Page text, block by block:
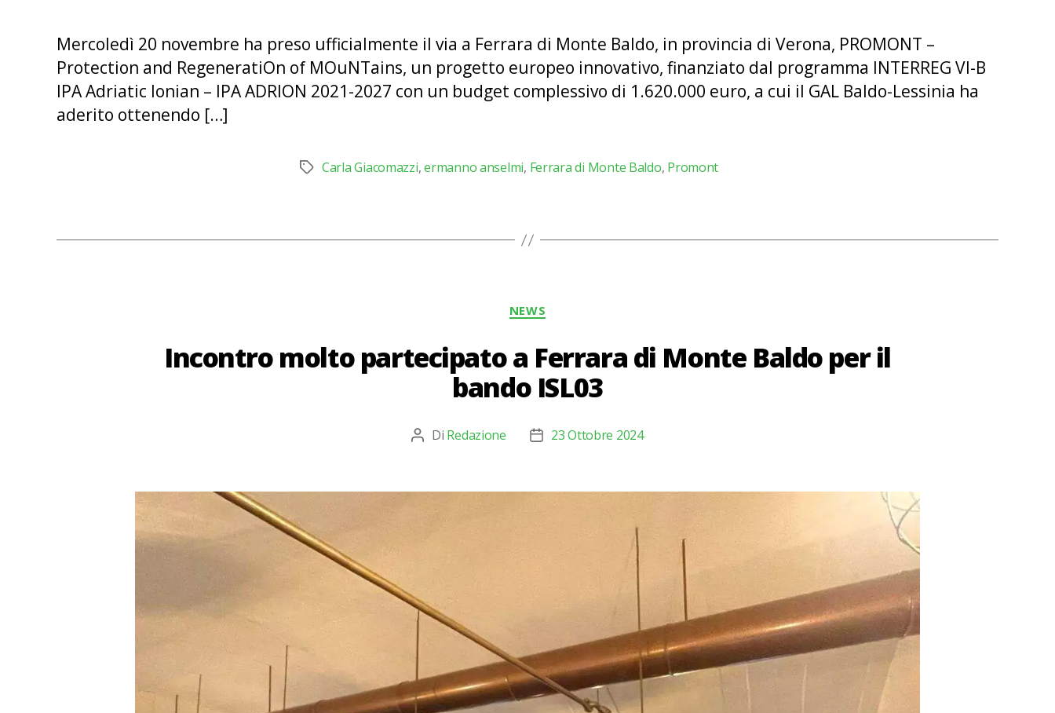
Mercoledì 20 novembre ha preso ufficialmente il via a Ferrara di Monte Baldo, in provincia di Verona, PROMONT –
Protection and RegeneratiOn of MOuNTains, un progetto europeo innovativo, finanziato dal programma INTERREG VI-B
IPA Adriatic Ionian – IPA ADRION 2021-2027 con un budget complessivo di 1.620.000 euro, a cui il GAL Baldo-Lessinia ha
aderito ottenendo […]
TagCarla Giacomazzi,ermanno anselmi, Ferrara di Monte Baldo, Promont
Categorie
NEWS
Incontro molto partecipato a Ferrara di Monte Baldo per il
bando ISL03
Autore
Di Redazione
Data23 Ottobre 2024